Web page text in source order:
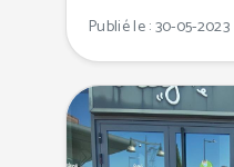
Publié le : 30-05-2023